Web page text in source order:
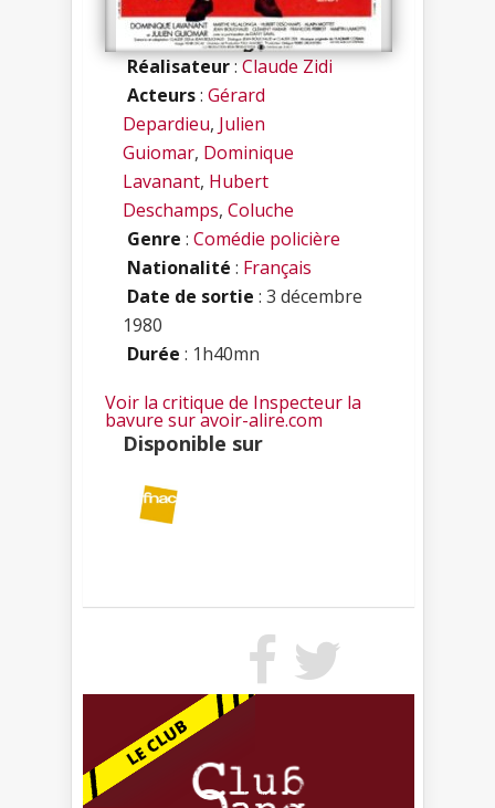
Réalisateur:Claude Zidi
Acteurs: Gérard
Depardieu, Julien
Guiomar, Dominique
Lavanant, Hubert
Deschamps, Coluche
Genre : Comédie policière
Nationalité : Français
Date de sortie : 3 décembre
1980
Durée : 1h40mn
Voir la critique de Inspecteur la
bavure sur avoir-alire.com
Disponible sur